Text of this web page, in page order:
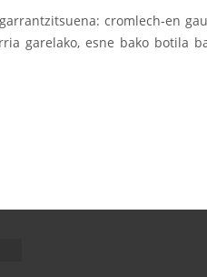
cromlech-en
garelako, esne bako botila